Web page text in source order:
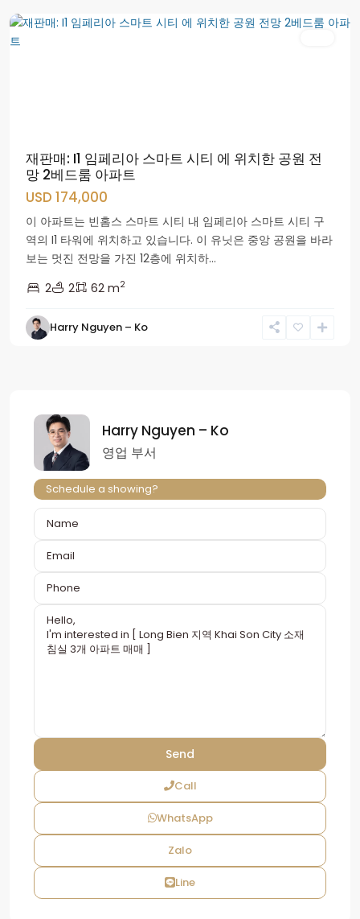
재판매: I1 임페리아 스마트 시티 에 위치한 공원 전
망 2베드룸 아파트
USD 174,000
이 아파트는 빈홈스 스마트 시티 내 임페리아 스마트 시티 구
역의 I1 타워에 위치하고 있습니다. 이 유닛은 중앙 공원을 바라
보는 멋진 전망을 가진 12층에 위치하...
2
2 62 m2
Harry Nguyen – Ko
Harry Nguyen – Ko
영업 부서
Schedule a showing?
Call
WhatsApp
Zalo
Line